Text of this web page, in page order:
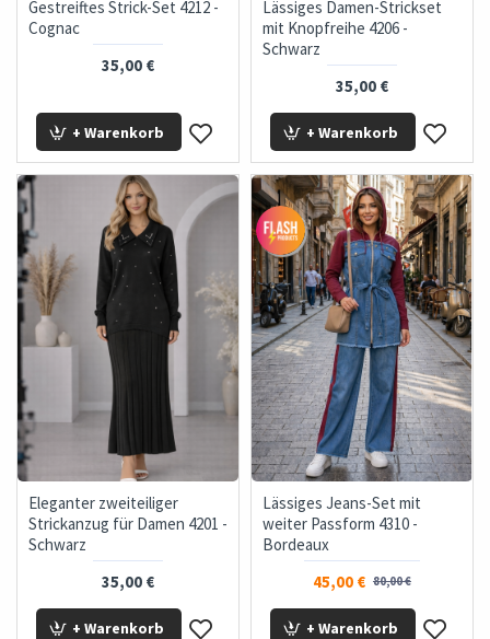
Gestreiftes Strick-Set 4212 -
Cognac
35,00 €
+ Warenkorb
Lässiges Damen-Strickset
mit Knopfreihe 4206 -
Schwarz
35,00 €
+ Warenkorb
Eleganter zweiteiliger
Strickanzug für Damen 4201 -
Schwarz
35,00 €
+ Warenkorb
Lässiges Jeans-Set mit
weiter Passform 4310 -
Bordeaux
45,00 € 80,00 €
+ Warenkorb